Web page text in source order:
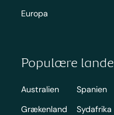
Europa
Populære lande
Australien
Grækenland
Spanien
Sydafrika